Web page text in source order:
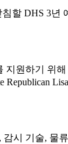
지원하기 위해
시 기술, 물